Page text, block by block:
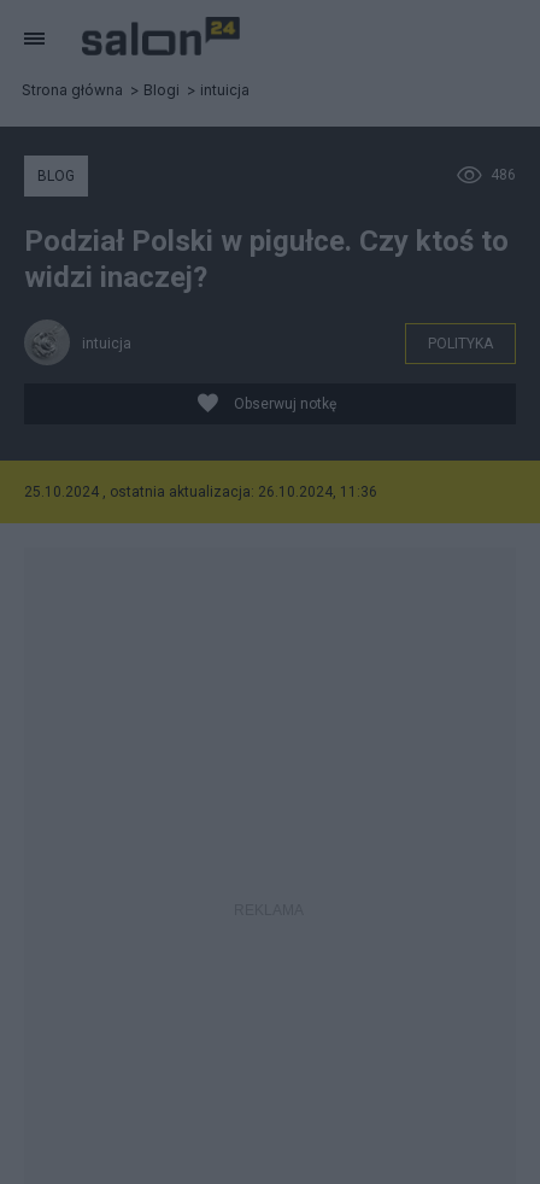
Strona główna Blogi intuicja
486
BLOG
Podział Polski w pigułce. Czy ktoś to
widzi inaczej?
intuicja POLITYKA
Obserwuj notkę
25.10.2024 , ostatnia aktualizacja: 26.10.2024, 11:36